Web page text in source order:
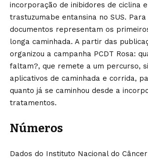
incorporação de inibidores de ciclina
trastuzumabe entansina no SUS. Para
documentos representam os
longa caminhada. A partir das
organizou a campanha PCDT Rosa:
faltam?, que remete a um percurso,
aplicativos de caminhada e corrida,
quanto já se caminhou desde a
tratamentos.
Números
Dados do Instituto Nacional do